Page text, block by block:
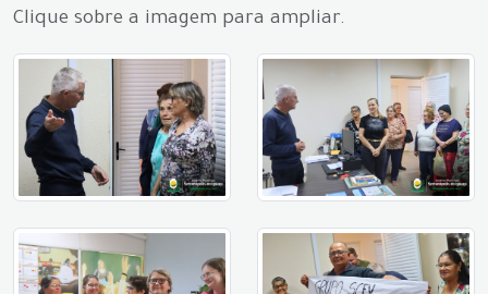
Clique sobre a imagem para ampliar.